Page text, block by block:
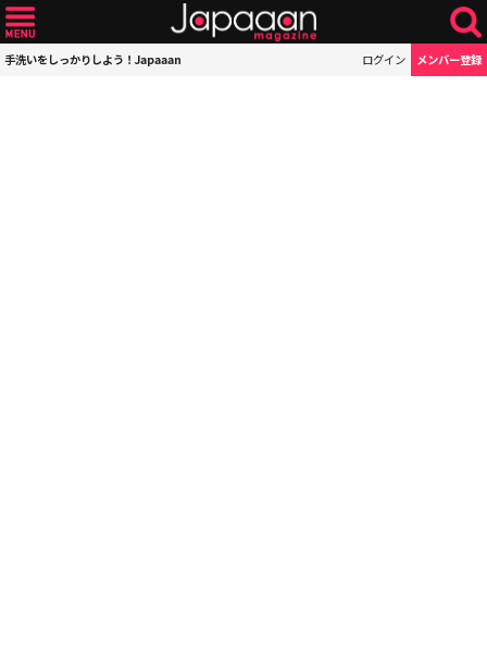
手洗いをしっかりしよう！Japaaan ログイン メンバー登録